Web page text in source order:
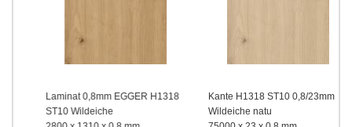
Laminat 0,8mm EGGER H1318
ST10 Wildeiche
Kante H1318 ST10 0,8/23mm
Wildeiche natu